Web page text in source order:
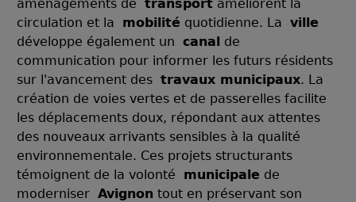
aménagements de transport améliorent la
circulation et la mobilité quotidienne. La ville
développe également un canal de
communication pour informer les futurs résidents
sur l'avancement des travaux municipaux. La
création de voies vertes et de passerelles facilite
les déplacements doux, répondant aux attentes
des nouveaux arrivants sensibles à la qualité
environnementale. Ces projets structurants
témoignent de la volonté municipale de
moderniser Avignon tout en préservant son